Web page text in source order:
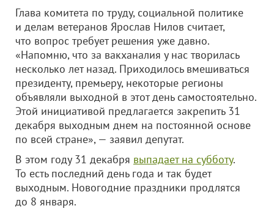
Глава комитета по труду, социальной политике
и делам ветеранов Ярослав Нилов считает,
что вопрос требует решения уже давно.
«Напомню, что за вакханалия у нас творилась
несколько лет назад. Приходилось вмешиваться
президенту, премьеру, некоторые регионы
объявляли выходной в этот день самостоятельно.
Этой инициативой предлагается закрепить 31
декабря выходным днем на постоянной основе
по всей стране», — заявил депутат.
В этом году 31 декабря выпадает на субботу.
То есть последний день года и так будет
выходным. Новогодние праздники продлятся
до 8 января.